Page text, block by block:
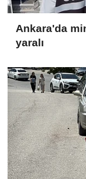
Ankara'da
yaralı